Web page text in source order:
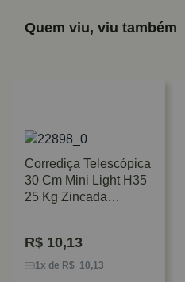
Quem viu, viu também
Corrediça Telescópica
30 Cm Mini Light H35
25 Kg Zincada
R$ 10,13
1x de R$ 10,13